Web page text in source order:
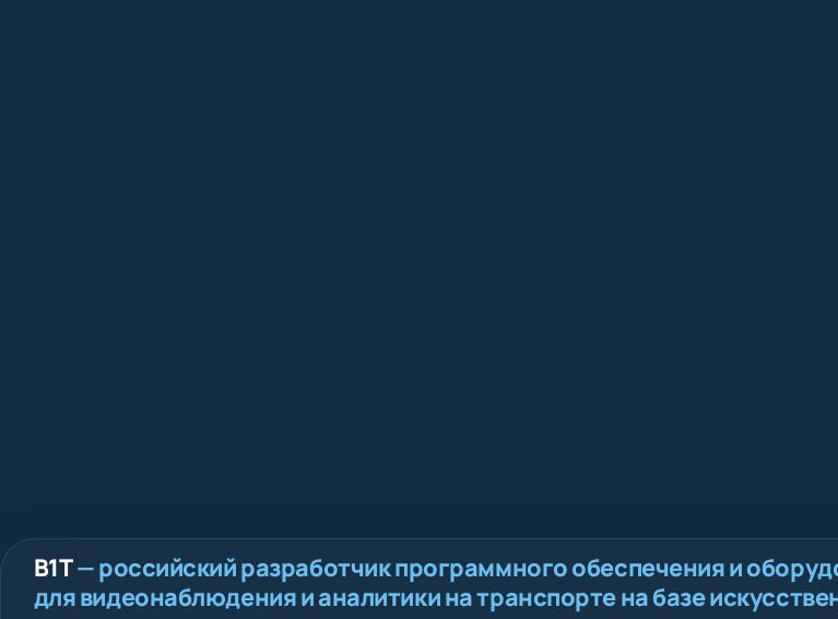
В1Т— российский разработчик программного обеспечения и
для видеонаблюдения и аналитики на транспорте на базе